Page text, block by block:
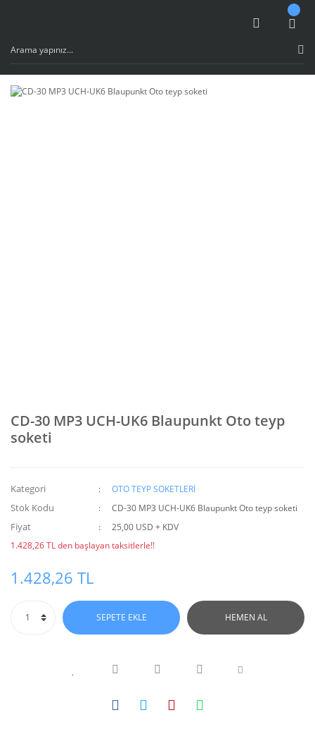
CD-30 MP3 UCH-UK6 Blaupunkt Oto teyp
soketi
Kategori OTO TEYP SOKETLERİ
Stok Kodu CD-30 MP3 UCH-UK6 Blaupunkt Oto teyp soketi
Fiyat
25,00 USD + KDV
1.428,26 TL den başlayan taksitlerle!!
1.428,26 TL
SEPETE EKLE HEMEN AL